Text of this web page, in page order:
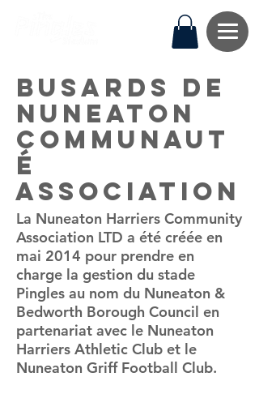
Busards de
Nuneaton
Communaut
é
Association
La Nuneaton Harriers Community
Association LTD a été créée en
mai 2014 pour prendre en
charge la gestion du stade
Pingles au nom du Nuneaton &
Bedworth Borough Council en
partenariat avec le Nuneaton
Harriers Athletic Club et le
Nuneaton Griff Football Club.